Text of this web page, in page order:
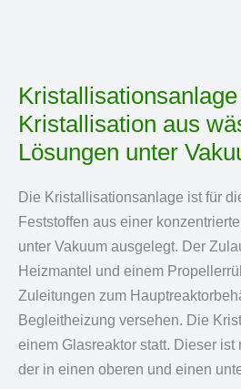
Kristallisation aus
Lösungen unter
Die Kristallisationsanlage ist für
Feststoffen aus einer
unter Vakuum ausgelegt. Der
Heizmantel und einem
Zuleitungen zum
Begleitheizung versehen. Die
einem Glasreaktor statt. Dieser ist
der in einen oberen und einen